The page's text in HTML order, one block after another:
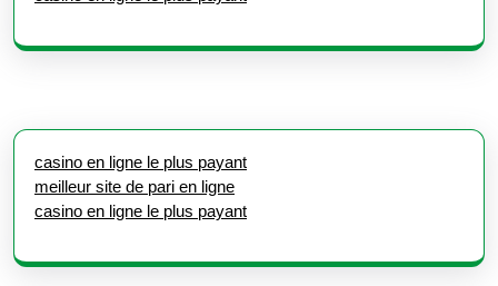
casino en ligne le plus payant
meilleur site de pari en ligne
casino en ligne le plus payant